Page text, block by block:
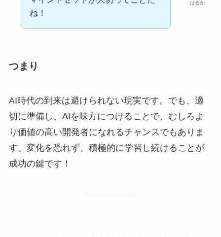
はるか
ね！
つまり
AI時代の到来は避けられない現実です。でも、適
切に準備し、AIを味方につけることで、むしろよ
り価値の高い開発者になれるチャンスでもありま
す。変化を恐れず、積極的に学習し続けることが
成功の鍵です！